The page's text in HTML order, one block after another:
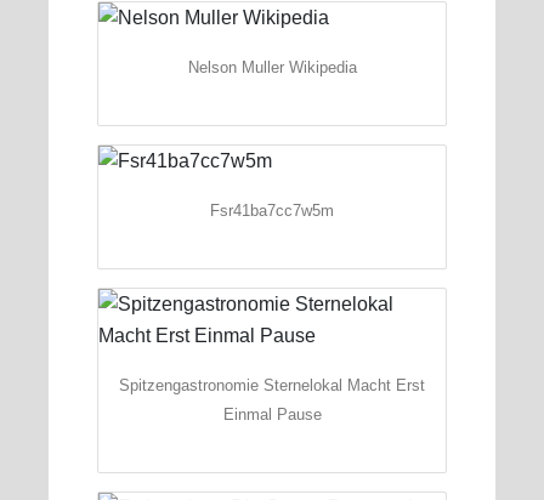
Nelson Muller Wikipedia
Fsr41ba7cc7w5m
Spitzengastronomie Sternelokal Macht Erst
Einmal Pause